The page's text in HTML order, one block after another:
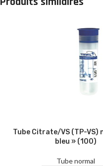
Tube Citrate/VS (TP-VS)
bleu » (100)
Tube normal